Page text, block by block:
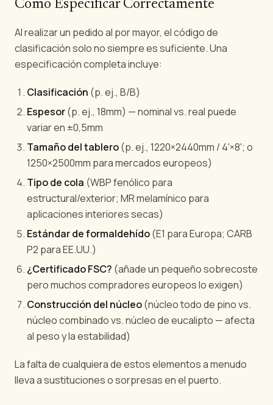
Cómo Especificar Correctamente
Al realizar un pedido al por mayor, el código de
clasificación solo no siempre es suficiente. Una
especificación completa incluye:
Clasificación (p. ej., B/B)
Espesor(p. ej., 18mm) — nominal vs. real puede
variar en ±0,5mm
Tamaño del tablero(p. ej., 1220×2440mm / 4'×8'; o
1250×2500mm para mercados europeos)
Tipo de cola (WBP fenólico para
estructural/exterior; MR melamínico para
aplicaciones interiores secas)
Estándar de formaldehído(E1 para Europa; CARB
P2 para EE.UU.)
¿Certificado FSC? (añade un pequeño sobrecoste
pero muchos compradores europeos lo exigen)
Construcción del núcleo(núcleo todo de pino vs.
núcleo combinado vs. núcleo de eucalipto — afecta
al peso y la estabilidad)
La falta de cualquiera de estos elementos a menudo
lleva a sustituciones o sorpresas en el puerto.